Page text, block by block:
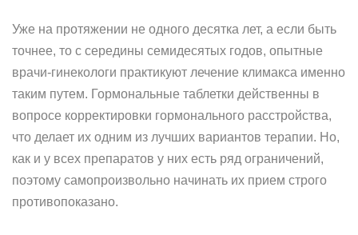
Уже на протяжении не одного десятка лет, а если быть
точнее, то с середины семидесятых годов, опытные
врачи-гинекологи практикуют лечение климакса именно
таким путем. Гормональные таблетки действенны в
вопросе корректировки гормонального расстройства,
что делает их одним из лучших вариантов терапии. Но,
как и у всех препаратов у них есть ряд ограничений,
поэтому самопроизвольно начинать их прием строго
противопоказано.